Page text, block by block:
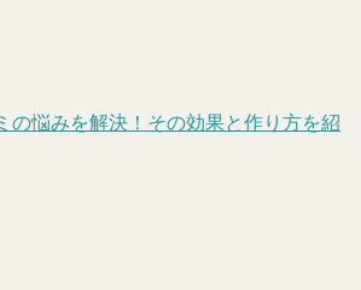
の悩みを解決！その効果と作り方を紹